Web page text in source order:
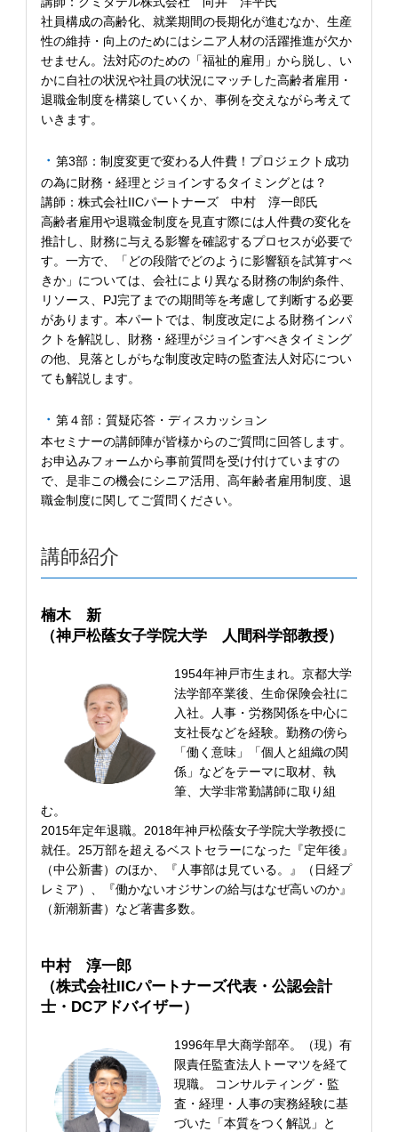
社員構成の高齢化、就業期間の長期化が進むなか、生産
性の維持・向上のためにはシニア人材の活躍推進が欠か
せません。法対応のための「福祉的雇用」から脱し、い
かに自社の状況や社員の状況にマッチした高齢者雇用・
退職金制度を構築していくか、事例を交えながら考えて
いきます。
第3部：制度変更で変わる人件費！プロジェクト成功
の為に財務・経理とジョインするタイミングとは？
講師：株式会社IICパートナーズ 中村 淳一郎氏
高齢者雇用や退職金制度を見直す際には人件費の変化を
推計し、財務に与える影響を確認するプロセスが必要で
す。一方で、「どの段階でどのように影響額を試算すべ
きか」については、会社により異なる財務の制約条件、
リソース、PJ完了までの期間等を考慮して判断する必要
があります。本パートでは、制度改定による財務インパ
クトを解説し、財務・経理がジョインすべきタイミング
の他、見落としがちな制度改定時の監査法人対応につい
ても解説します。
第４部：質疑応答・ディスカッション
本セミナーの講師陣が皆様からのご質問に回答します。
お申込みフォームから事前質問を受け付けていますの
で、是非この機会にシニア活用、高年齢者雇用制度、退
職金制度に関してご質問ください。
講師紹介
楠木 新
（神戸松蔭女子学院大学 人間科学部教授）
1954年神戸市生まれ。京都大学
法学部卒業後、生命保険会社に
入社。人事・労務関係を中心に
支社長などを経験。勤務の傍ら
「働く意味」「個人と組織の関
係」などをテーマに取材、執
筆、大学非常勤講師に取り組
む。
2015年定年退職。2018年神戸松蔭女子学院大学教授に
就任。25万部を超えるベストセラーになった『定年後』
（中公新書）のほか、『人事部は見ている。』（日経プ
レミア）、『働かないオジサンの給与はなぜ高いのか』
（新潮新書）など著書多数。
中村 淳一郎
（株式会社IICパートナーズ代表・公認会計
士・DCアドバイザー）
1996年早大商学部卒。（現）有
限責任監査法人トーマツを経て
現職。 コンサルティング・監
査・経理・人事の実務経験に基
づいた「本質をつく解説」と